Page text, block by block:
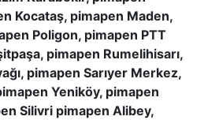
Kocataş, pimapen Maden,
Poligon, pimapen PTT
pimapen Rumelihisarı,
pimapen Sarıyer Merkez,
Yeniköy, pimapen
Silivri pimapen Alibey,